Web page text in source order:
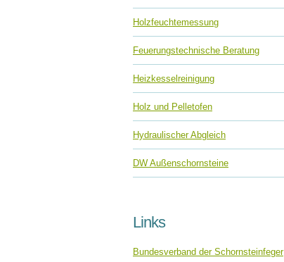
Holzfeuchtemessung
Feuerungstechnische Beratung
Heizkesselreinigung
Holz und Pelletofen
Hydraulischer Abgleich
DW Außenschornsteine
Links
Bundesverband der Schornsteinfeger